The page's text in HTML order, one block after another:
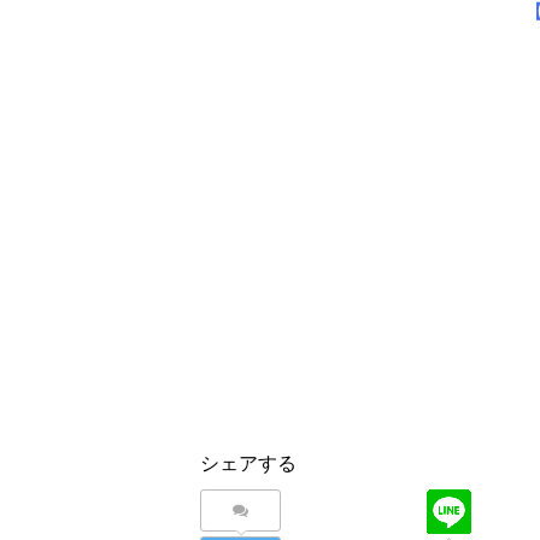
シェアする